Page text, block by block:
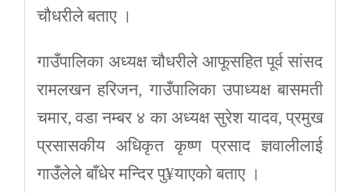
चौधरीले बताए ।
गाउँपालिका अध्यक्ष चौधरीले आफूसहित पूर्व सांसद
रामलखन हरिजन, गाउँपालिका उपाध्यक्ष बासमती
चमार, वडा नम्बर ४ का अध्यक्ष सुरेश यादव, प्रमुख
प्रसासकीय अधिकृत कृष्ण प्रसाद ज्ञवालीलाई
गाउँलेले बाँधेर मन्दिर पु¥याएको बताए ।